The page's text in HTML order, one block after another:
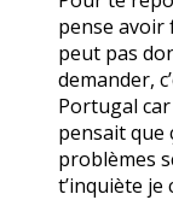
pense avoir
peut pas
demander,
Portugal
pensait que
problèmes
t’inquiète je